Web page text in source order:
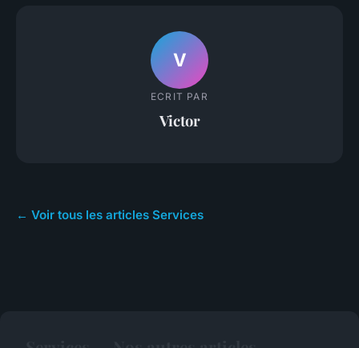
V
ECRIT PAR
Victor
← Voir tous les articles Services